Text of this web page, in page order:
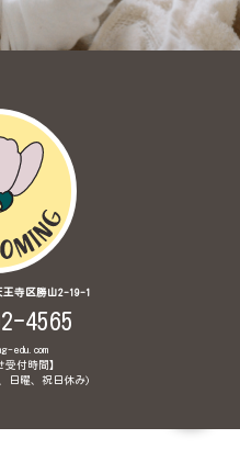
王寺区勝山2-19-1
4565
edu.com
受付時間】
日曜、祝日休み)